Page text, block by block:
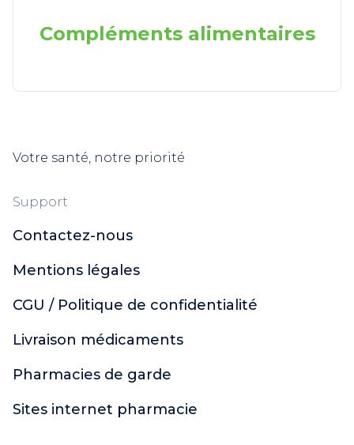
Compléments alimentaires
Votre santé, notre priorité
Support
Contactez-nous
Mentions légales
CGU / Politique de confidentialité
Livraison médicaments
Pharmacies de garde
Sites internet pharmacie